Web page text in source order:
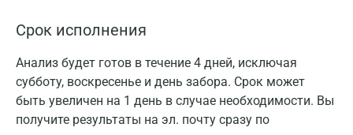
Срок исполнения
Анализ будет готов в течение 4 дней, исключая
субботу, воскресенье и день забора. Срок может
быть увеличен на 1 день в случае необходимости. Вы
получите результаты на эл. почту сразу по